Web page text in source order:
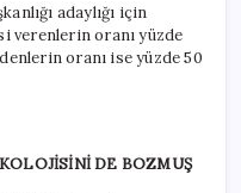
adaylığı için
verenlerin oranı yüzde
oranı ise yüzde 50
DE BOZMUŞ